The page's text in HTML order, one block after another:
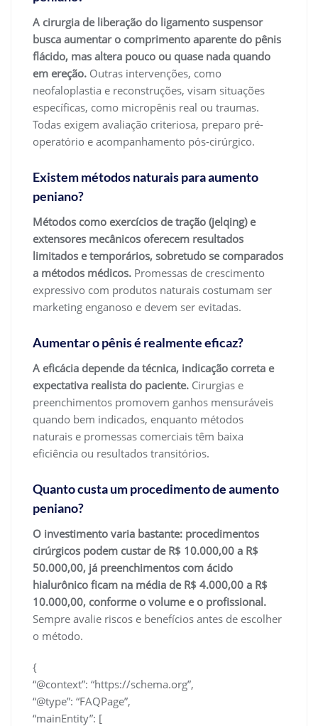
A cirurgia de liberação do ligamento suspensor
busca aumentar o comprimento aparente do pênis
flácido, mas altera pouco ou quase nada quando
em ereção. Outras intervenções, como
neofaloplastia e reconstruções, visam situações
específicas, como micropênis real ou traumas.
Todas exigem avaliação criteriosa, preparo pré-
operatório e acompanhamento pós-cirúrgico.
Existem métodos naturais para aumento
peniano?
Métodos como exercícios de tração (jelqing) e
extensores mecânicos oferecem resultados
limitados e temporários, sobretudo se comparados
a métodos médicos. Promessas de crescimento
expressivo com produtos naturais costumam ser
marketing enganoso e devem ser evitadas.
Aumentar o pênis é realmente eficaz?
A eficácia depende da técnica, indicação correta e
expectativa realista do paciente. Cirurgias e
preenchimentos promovem ganhos mensuráveis
quando bem indicados, enquanto métodos
naturais e promessas comerciais têm baixa
eficiência ou resultados transitórios.
Quanto custa um procedimento de aumento
peniano?
O investimento varia bastante: procedimentos
cirúrgicos podem custar de R$ 10.000,00 a R$
50.000,00, já preenchimentos com ácido
hialurônico ficam na média de R$ 4.000,00 a R$
10.000,00, conforme o volume e o profissional.
Sempre avalie riscos e benefícios antes de escolher
o método.
{
“@context”: “https://schema.org”,
“@type”: “FAQPage”,
“mainEntity”: [